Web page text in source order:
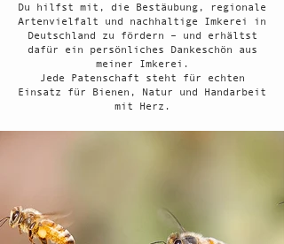
Du hilfst mit, die Bestäubung, regionale
Artenvielfalt und nachhaltige Imkerei in
Deutschland zu fördern – und erhältst
dafür ein persönliches Dankeschön aus
meiner Imkerei.
Jede Patenschaft steht für echten
Einsatz für Bienen, Natur und Handarbeit
mit Herz.